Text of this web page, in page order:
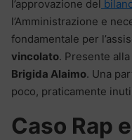
l’approvazione del
l’Amministrazione e
fondamentale per
vincolato. Presente alla
Brigida Alaimo. Una
poco, praticamente
Caso Rap